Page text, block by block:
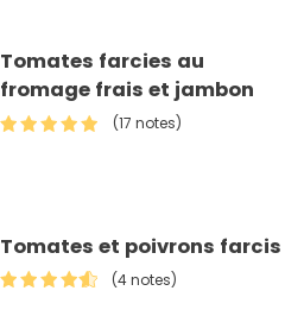
Tomates farcies au
fromage frais et jambon
(17 notes)
Tomates et poivrons farcis
(4 notes)